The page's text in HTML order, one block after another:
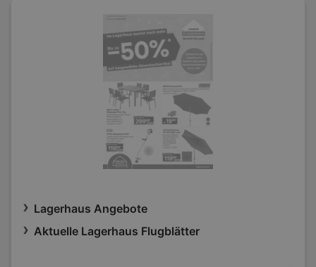
Lagerhaus Angebote
Aktuelle Lagerhaus Flugblätter